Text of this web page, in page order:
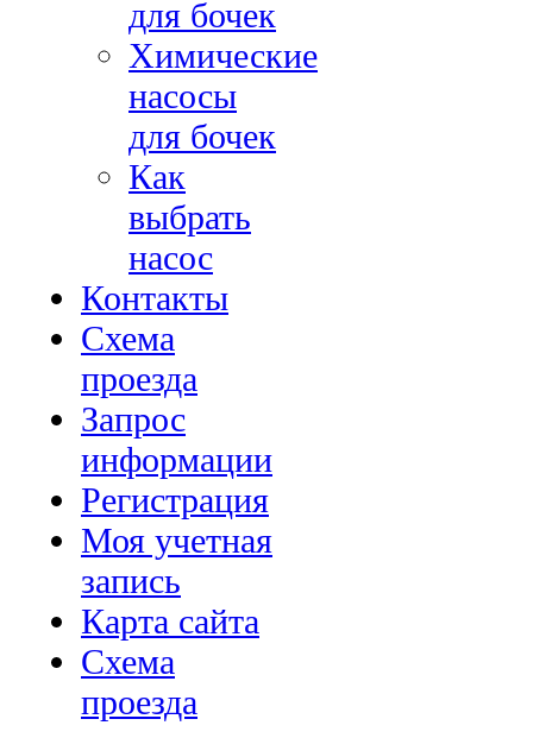
для бочек
Химические
насосы
для бочек
Как
выбрать
насос
Контакты
Схема
проезда
Запрос
информации
Регистрация
Моя учетная
запись
Карта сайта
Схема
проезда